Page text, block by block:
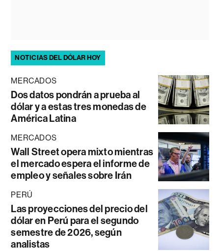
NOTICIAS DEL DÓLAR HOY
MERCADOS
Dos datos pondrán a prueba al
dólar y a estas tres monedas de
América Latina
MERCADOS
Wall Street opera mixto mientras
el mercado espera el informe de
empleo y señales sobre Irán
PERÚ
Las proyecciones del precio del
dólar en Perú para el segundo
semestre de 2026, según
analistas